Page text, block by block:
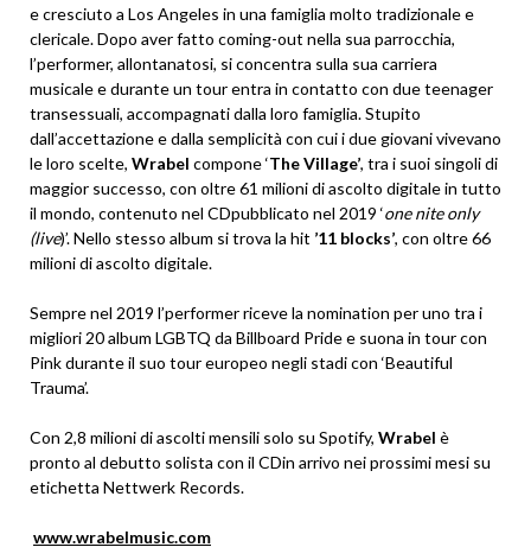
e cresciuto a Los Angeles in una famiglia molto tradizionale e
clericale. Dopo aver fatto coming-out nella sua parrocchia,
l’performer, allontanatosi, si concentra sulla sua carriera
musicale e durante un tour entra in contatto con due teenager
transessuali, accompagnati dalla loro famiglia. Stupito
dall’accettazione e dalla semplicità con cui i due giovani vivevano
le loro scelte, Wrabel compone ‘The Village’, tra i suoi singoli di
maggior successo, con oltre 61 milioni di ascolto digitale in tutto
il mondo, contenuto nel CDpubblicato nel 2019 ‘one nite only
(live)’. Nello stesso album si trova la hit ’11 blocks’, con oltre 66
milioni di ascolto digitale.
Sempre nel 2019 l’performer riceve la nomination per uno tra i
migliori 20 album LGBTQ da Billboard Pride e suona in tour con
Pink durante il suo tour europeo negli stadi con ‘Beautiful
Trauma’.
Con 2,8 milioni di ascolti mensili solo su Spotify, Wrabel è
pronto al debutto solista con il CDin arrivo nei prossimi mesi su
etichetta Nettwerk Records.
www.wrabelmusic.com